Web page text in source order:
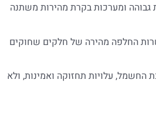
גבוהה ומערכות בקרת מהירות משתנה
החלפה מהירה של חלקים שחוקים
החשמל, עלויות תחזוקה ואמינות, ולא